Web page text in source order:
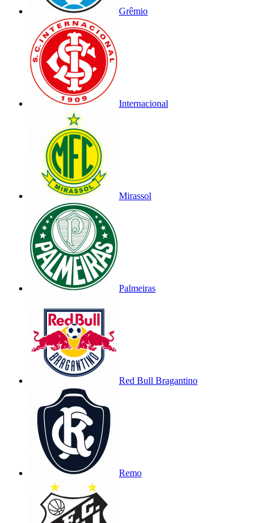
Grêmio
Internacional
Mirassol
Palmeiras
Red Bull Bragantino
Remo